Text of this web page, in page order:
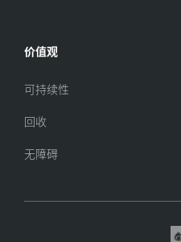
价值观
可持续性
回收
无障碍